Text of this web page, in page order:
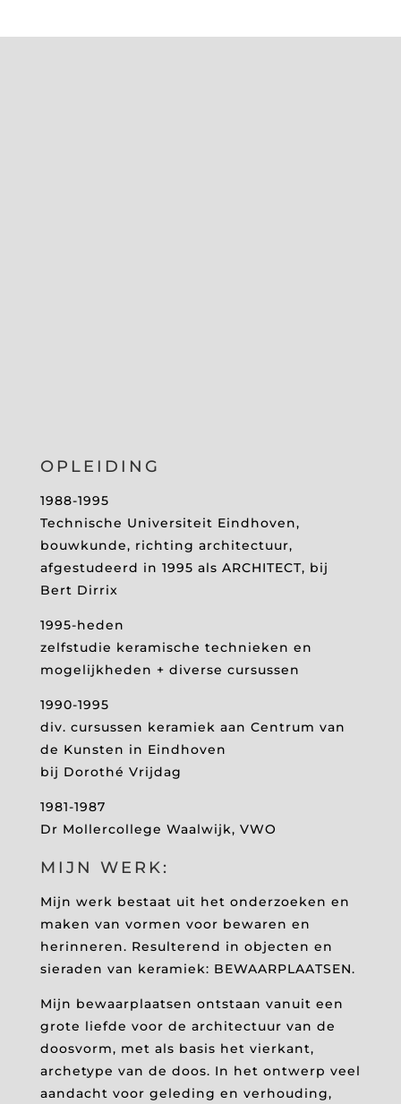
OPLEIDING
1988-1995
Technische Universiteit Eindhoven,
bouwkunde, richting architectuur,
afgestudeerd in 1995 als ARCHITECT, bij
Bert Dirrix
1995-heden
zelfstudie keramische technieken en
mogelijkheden + diverse cursussen
1990-1995
div. cursussen keramiek aan Centrum van
de Kunsten in Eindhoven
bij Dorothé Vrijdag
1981-1987
Dr Mollercollege Waalwijk, VWO
MIJN WERK:
Mijn werk bestaat uit het onderzoeken en
maken van vormen voor bewaren en
herinneren. Resulterend in objecten en
sieraden van keramiek: BEWAARPLAATSEN.
Mijn bewaarplaatsen ontstaan vanuit een
grote liefde voor de architectuur van de
doosvorm, met als basis het vierkant,
archetype van de doos. In het ontwerp veel
aandacht voor geleding en verhouding,